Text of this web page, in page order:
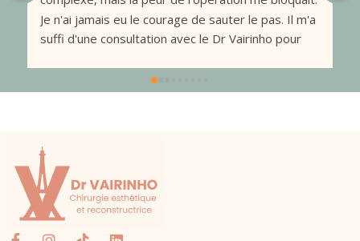
également à Julie pour sa réactivité et son
attention. J'étais complexée par ma petite poitrine
Vairinho pour une augmentation mammaire. Il a
grand Merci.